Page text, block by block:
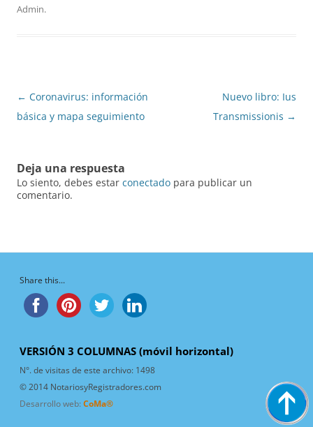
Admin.
Navegación
de
← Coronavirus: información
básica y mapa seguimiento
Nuevo libro: Ius
Transmissionis →
Deja una respuesta
Lo siento, debes estar conectado para publicar un
comentario.
Share this...
VERSIÓN 3 COLUMNAS (móvil horizontal)
N°. de visitas de este archivo: 1498
© 2014 NotariosyRegistradores.com
Desarrollo web: CoMa®